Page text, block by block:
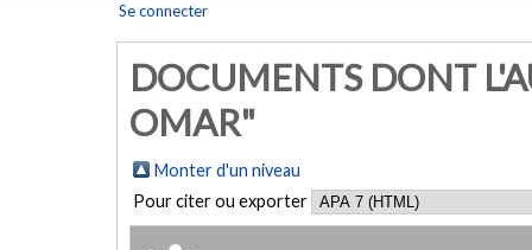
Se connecter
DOCUMENTS DONT
OMAR"
Monter d'un niveau
Pour citer ou exporter